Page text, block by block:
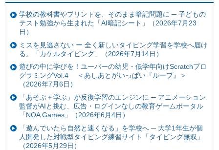
学校の教科書やプリントを、そのまま暗記問題に ─ 子どもの
テスト勉強から生まれた「AI暗記シート」（2026年7月23
日）
ミスを見逃さない ー 全く新しいタイピング学習を学校へ届け
る。「カケルタイピング」（2026年7月14日）
遊びの中に学びを！ユーバーの幼児・低学年向けScratchプロ
グラミングVol.4 ＜あしあとがいっぱい『ループ』＞
（2026年7月6日）
「あそぶ＋学ぶ」が反復学習のエンジンに ─ アニメーション
監督がAIと挑む、広告・ログインなしの教育ゲームポータル
「NOA Games」（2026年6月4日）
「遊んでいたら自然と速くなる」を学校へ ─ 大学1年生が個
人開発した対戦型タイピング練習サイト「タイピング無双」
（2026年5月29日）